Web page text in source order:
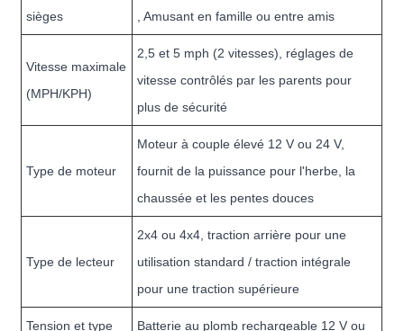
sièges , Amusant en famille ou entre amis
Vitesse maximale
(MPH/KPH)
2,5 et 5 mph (2 vitesses), réglages de
vitesse contrôlés par les parents pour
plus de sécurité
Type de moteur
Moteur à couple élevé 12 V ou 24 V,
fournit de la puissance pour l'herbe, la
chaussée et les pentes douces
Type de lecteur
2x4 ou 4x4, traction arrière pour une
utilisation standard / traction intégrale
pour une traction supérieure
Tension et type
Batterie au plomb rechargeable 12 V ou